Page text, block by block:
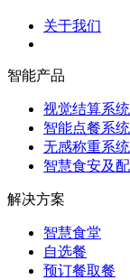
关于我们
智能产品
视觉结算系统
智能点餐系统
无感称重系统
智慧食安及
解决方案
智慧食堂
自选餐
预订餐取餐